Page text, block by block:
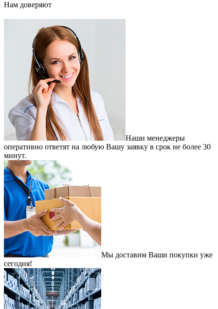
Нам доверяют
Наши менеджеры
оперативно ответят на любую Вашу заявку в срок не более 30
минут.
Мы доставим Ваши покупки уже
сегодня!